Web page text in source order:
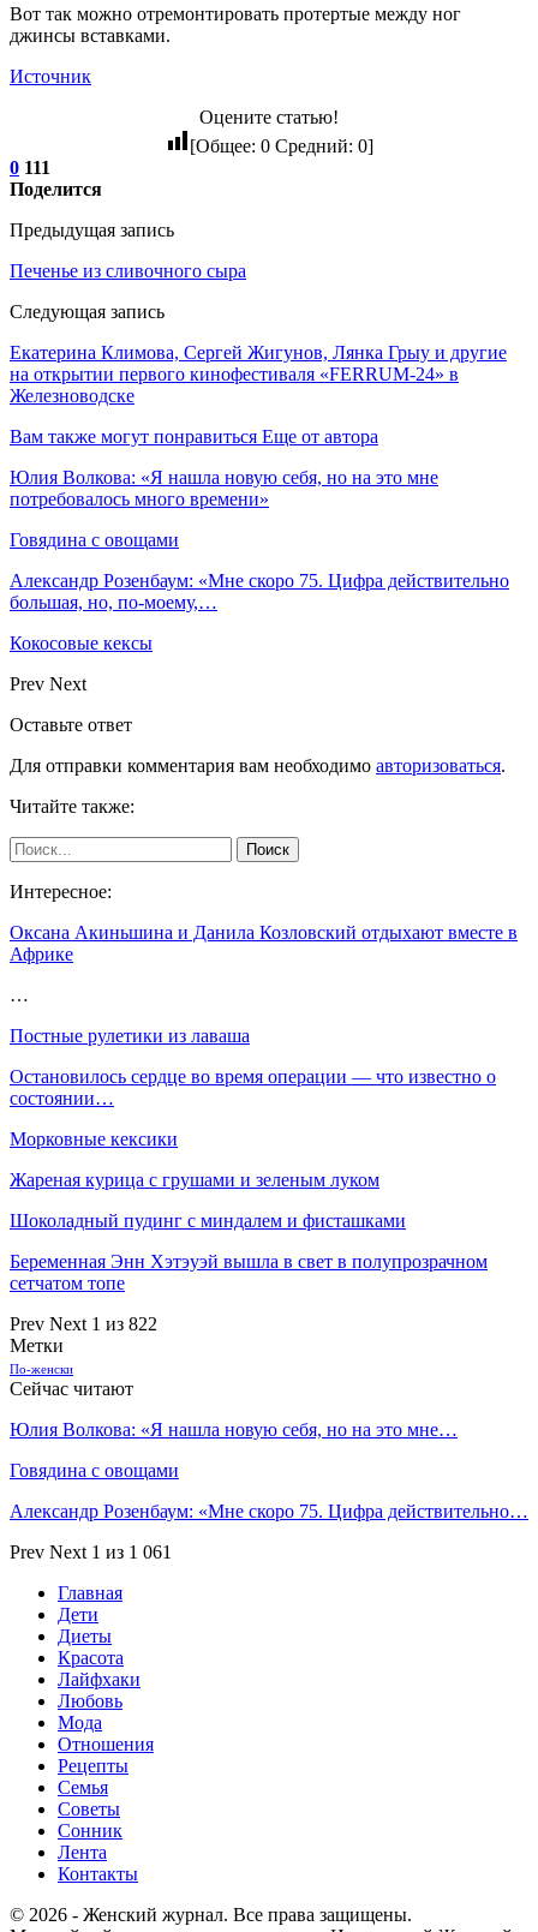
Вот так можно отремонтировать протертые между ног
джинсы вставками.
Источник
Оцените статью!
[Общее: 0Средний: 0]
0 111
Поделится
Предыдущая запись
Печенье из сливочного сыра
Следующая запись
Екатерина Климова, Сергей Жигунов, Лянка Грыу и другие
на открытии первого кинофестиваля «FERRUM-24» в
Железноводске
Вам также могут понравиться Еще от автора
Юлия Волкова: «Я нашла новую себя, но на это мне
потребовалось много времени»
Говядина с овощами
Александр Розенбаум: «Мне скоро 75. Цифра действительно
большая, но, по‑моему,…
Кокосовые кексы
Prev Next
Оставьте ответ
Для отправки комментария вам необходимо авторизоваться.
Читайте также:
Интересное:
Оксана Акиньшина и Данила Козловский отдыхают вместе в
Африке
…
Постные рулетики из лаваша
Остановилось сердце во время операции — что известно о
состоянии…
Морковные кексики
Жареная курица с грушами и зеленым луком
Шоколадный пудинг с миндалем и фисташками
Беременная Энн Хэтэуэй вышла в свет в полупрозрачном
сетчатом топе
Prev Next 1 из 822
Метки
По-женски
Сейчас читают
Юлия Волкова: «Я нашла новую себя, но на это мне…
Говядина с овощами
Александр Розенбаум: «Мне скоро 75. Цифра действительно…
Prev Next 1 из 1 061
Главная
Дети
Диеты
Красота
Лайфхаки
Любовь
Мода
Отношения
Рецепты
Семья
Советы
Сонник
Лента
Контакты
© 2026 - Женский журнал. Все права защищены.